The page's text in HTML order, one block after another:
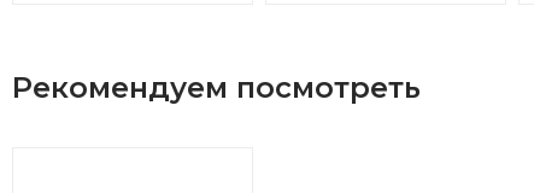
Рекомендуем посмотреть